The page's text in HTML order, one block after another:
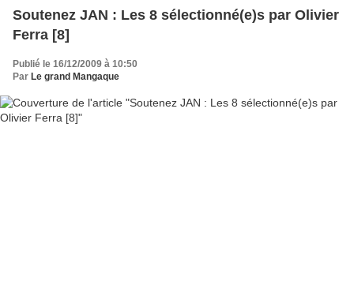
Soutenez JAN : Les 8 sélectionné(e)s par Olivier
Ferra [8]
Publié le 16/12/2009 à 10:50
Par Le grand Mangaque